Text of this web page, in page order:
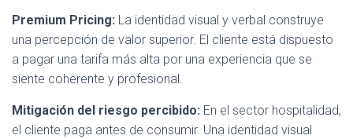
Premium Pricing: La identidad visual y verbal construye
una percepción de valor superior. El cliente está dispuesto
a pagar una tarifa más alta por una experiencia que se
siente coherente y profesional.
Mitigación del riesgo percibido: En el sector hospitalidad,
el cliente paga antes de consumir. Una identidad visual